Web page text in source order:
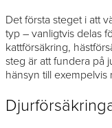
Det första steget i att
typ – vanligtvis delas
kattförsäkring,
steg är att fundera på
hänsyn till